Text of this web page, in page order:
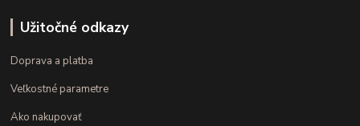
Užitočné odkazy
Doprava a platba
Veľkostné parametre
Ako nakupovať